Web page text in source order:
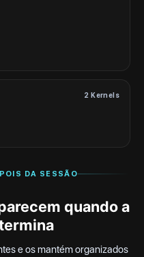
2 Kernels
DA SESSÃO
quando a
e os mantém organizados